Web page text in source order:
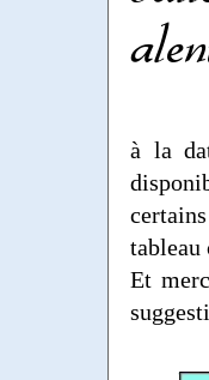
à la
tableau
Et